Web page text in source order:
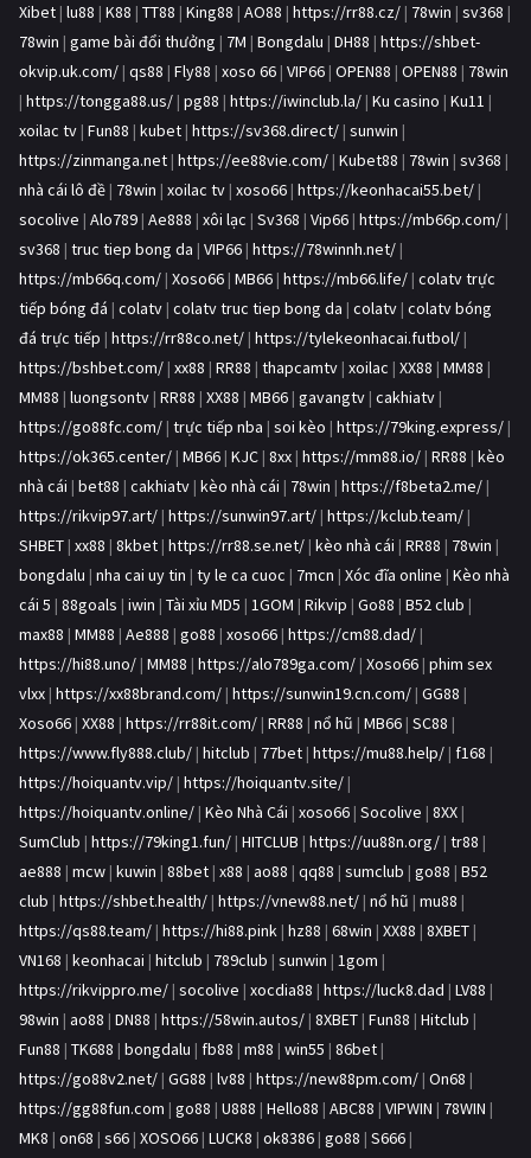
Xibet | lu88 | K88 | TT88 | King88 | AO88 | https://rr88.cz/ | 78win | sv368 |
78win | game bài đổi thưởng | 7M | Bongdalu | DH88 | https://shbet-
okvip.uk.com/ | qs88 | Fly88 | xoso 66 | VIP66 | OPEN88 | OPEN88 | 78win
| https://tongga88.us/ | pg88 | https://iwinclub.la/ | Ku casino | Ku11 |
xoilac tv | Fun88 | kubet | https://sv368.direct/ | sunwin |
https://zinmanga.net | https://ee88vie.com/ | Kubet88 | 78win | sv368 |
nhà cái lô đề | 78win | xoilac tv | xoso66 | https://keonhacai55.bet/ |
socolive | Alo789 | Ae888 | xôi lạc | Sv368 | Vip66 | https://mb66p.com/ |
sv368 | truc tiep bong da | VIP66 | https://78winnh.net/ |
https://mb66q.com/ | Xoso66 | MB66 | https://mb66.life/ | colatv trực
tiếp bóng đá | colatv | colatv truc tiep bong da | colatv | colatv bóng
đá trực tiếp | https://rr88co.net/ | https://tylekeonhacai.futbol/ |
https://bshbet.com/ | xx88 | RR88 | thapcamtv | xoilac | XX88 | MM88 |
MM88 | luongsontv | RR88 | XX88 | MB66 | gavangtv | cakhiatv |
https://go88fc.com/ | trực tiếp nba | soi kèo | https://79king.express/ |
https://ok365.center/ | MB66 | KJC | 8xx | https://mm88.io/ | RR88 | kèo
nhà cái | bet88 | cakhiatv | kèo nhà cái | 78win | https://f8beta2.me/ |
https://rikvip97.art/ | https://sunwin97.art/ | https://kclub.team/ |
SHBET | xx88 | 8kbet | https://rr88.se.net/ | kèo nhà cái | RR88 | 78win |
bongdalu | nha cai uy tin | ty le ca cuoc | 7mcn | Xóc đĩa online | Kèo nhà
cái 5 | 88goals | iwin | Tài xỉu MD5 | 1GOM | Rikvip | Go88 | B52 club |
max88 | MM88 | Ae888 | go88 | xoso66 | https://cm88.dad/ |
https://hi88.uno/ | MM88 | https://alo789ga.com/ | Xoso66 | phim sex
vlxx | https://xx88brand.com/ | https://sunwin19.cn.com/ | GG88 |
Xoso66 | XX88 | https://rr88it.com/ | RR88 | nổ hũ | MB66 | SC88 |
https://www.fly888.club/ | hitclub | 77bet | https://mu88.help/ | f168 |
https://hoiquantv.vip/ | https://hoiquantv.site/ |
https://hoiquantv.online/ | Kèo Nhà Cái | xoso66 | Socolive | 8XX |
SumClub | https://79king1.fun/ | HITCLUB | https://uu88n.org/ | tr88 |
ae888 | mcw | kuwin | 88bet | x88 | ao88 | qq88 | sumclub | go88 | B52
club | https://shbet.health/ | https://vnew88.net/ | nổ hũ | mu88 |
https://qs88.team/ | https://hi88.pink | hz88 | 68win | XX88 | 8XBET |
VN168 | keonhacai | hitclub | 789club | sunwin | 1gom |
https://rikvippro.me/ | socolive | xocdia88 | https://luck8.dad | LV88 |
98win | ao88 | DN88 | https://58win.autos/ | 8XBET | Fun88 | Hitclub |
Fun88 | TK688 | bongdalu | fb88 | m88 | win55 | 86bet |
https://go88v2.net/ | GG88 | lv88 | https://new88pm.com/ | On68 |
https://gg88fun.com | go88 | U888 | Hello88 | ABC88 | VIPWIN | 78WIN |
MK8 | on68 | s66 | XOSO66 | LUCK8 | ok8386 | go88 | S666 |